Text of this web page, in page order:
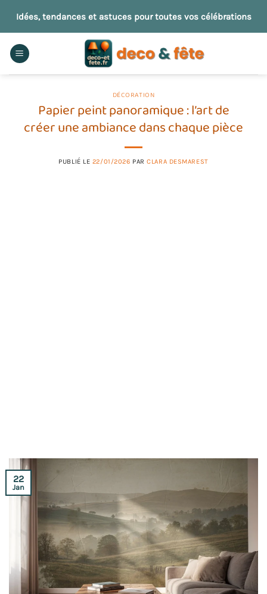
contenu
Idées, tendances et astuces pour toutes vos célébrations
DÉCORATION
Papier peint panoramique : l’art de
créer une ambiance dans chaque pièce
PUBLIÉ LE 22/01/2026 PARCLARA DESMAREST
22
Jan